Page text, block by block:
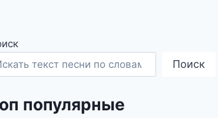
Поиск
популярные